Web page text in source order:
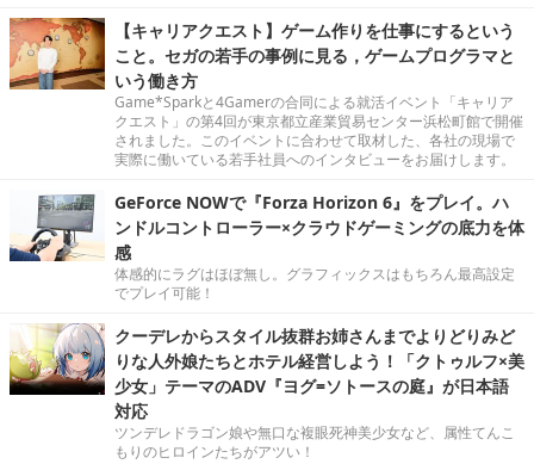
【キャリアクエスト】ゲーム作りを仕事にするという
こと。セガの若手の事例に見る，ゲームプログラマと
いう働き方
Game*Sparkと4Gamerの合同による就活イベント「キャリア
クエスト」の第4回が東京都立産業貿易センター浜松町館で開催
されました。このイベントに合わせて取材した、各社の現場で
実際に働いている若手社員へのインタビューをお届けします。
GeForce NOWで『Forza Horizon 6』をプレイ。ハ
ンドルコントローラー×クラウドゲーミングの底力を体
感
体感的にラグはほぼ無し。グラフィックスはもちろん最高設定
でプレイ可能！
クーデレからスタイル抜群お姉さんまでよりどりみど
りな人外娘たちとホテル経営しよう！「クトゥルフ×美
少女」テーマのADV『ヨグ=ソトースの庭』が日本語
対応
ツンデレドラゴン娘や無口な複眼死神美少女など、属性てんこ
もりのヒロインたちがアツい！